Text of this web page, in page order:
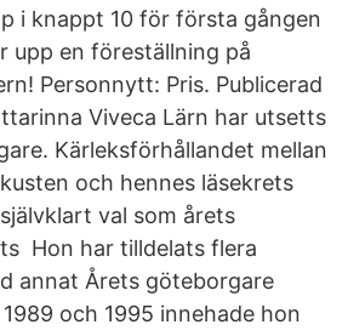
i knappt 10 för första gången
upp en föreställning på
Personnytt: Pris. Publicerad
Viveca Lärn har utsetts
Kärleksförhållandet mellan
och hennes läsekrets
val som årets
Hon har tilldelats flera
annat Årets göteborgare
och 1995 innehade hon